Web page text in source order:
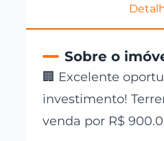
Sobre o
🏢 Excelente
investimento!
venda por R$